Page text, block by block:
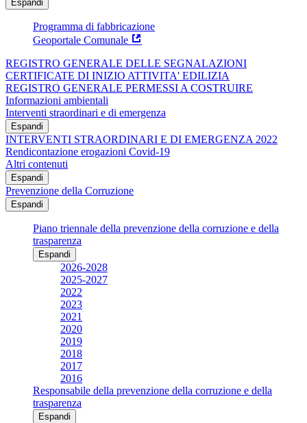
Espandi
Programma di fabbricazione
Geoportale Comunale
REGISTRO GENERALE DELLE SEGNALAZIONI
CERTIFICATE DI INIZIO ATTIVITA' EDILIZIA
REGISTRO GENERALE PERMESSI A COSTRUIRE
Informazioni ambientali
Interventi straordinari e di emergenza
Espandi
INTERVENTI STRAORDINARI E DI EMERGENZA 2022
Rendicontazione erogazioni Covid-19
Altri contenuti
Espandi
Prevenzione della Corruzione
Espandi
Piano triennale della prevenzione della corruzione e della
trasparenza
Espandi
2026-2028
2025-2027
2022
2023
2021
2020
2019
2018
2017
2016
Responsabile della prevenzione della corruzione e della
trasparenza
Espandi